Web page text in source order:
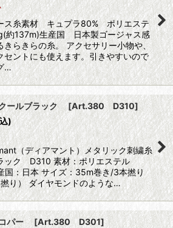
ス糸素材 キュプラ80% ポリエステ
約137m)生産国 日本製ゴージャス感
きらきらの糸。 アクセサリー小物や、
セントにも使えます。引きやすいので
…
ールブラック [Art.380 D310]
)
（ディアマント）メタリック刺繍糸
ック D310 素材：ポリエステル
国：日本 サイズ：35m巻き/3本撚り
り） ダイヤモンドのような…
パー [Art.380 D301]